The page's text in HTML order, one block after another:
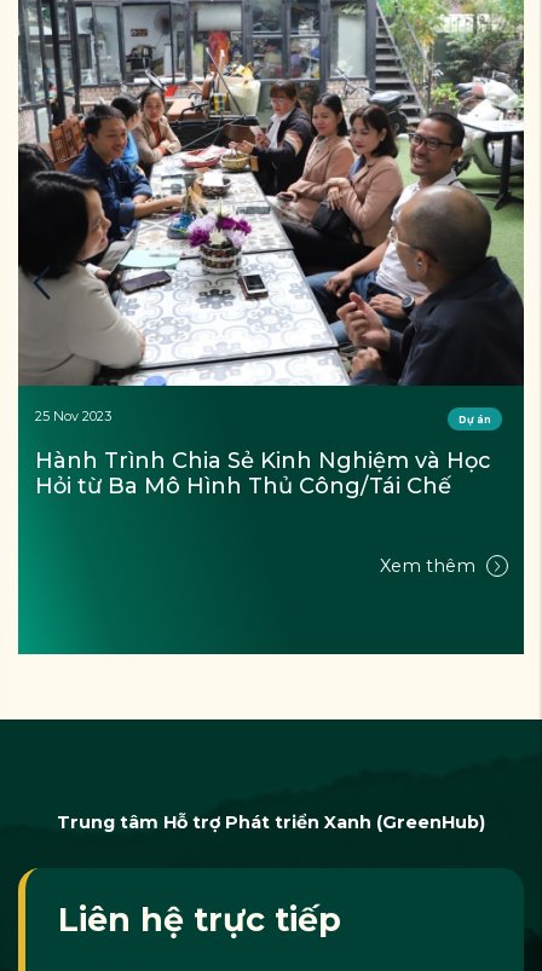
25 Nov 2023 Dự án
Hành Trình Chia Sẻ Kinh Nghiệm và Học
Hỏi từ Ba Mô Hình Thủ Công/Tái Chế
Xem thêm
Trung tâm Hỗ trợ Phát triển Xanh (GreenHub)
Liên hệ trực tiếp